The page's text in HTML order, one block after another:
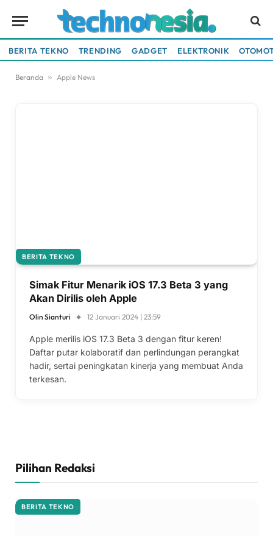
BERITA TEKNO TRENDING GADGET ELEKTRONIK
Beranda » Apple News
BERITA TEKNO
Simak Fitur Menarik iOS 17.3 Beta 3 yang
Akan Dirilis oleh Apple
Olin Sianturi 12 Januari 2024 | 23:59
Apple merilis iOS 17.3 Beta 3 dengan fitur keren!
Daftar putar kolaboratif dan perlindungan perangkat
hadir, sertai peningkatan kinerja yang membuat Anda
terkesan.
Pilihan Redaksi
BERITA TEKNO